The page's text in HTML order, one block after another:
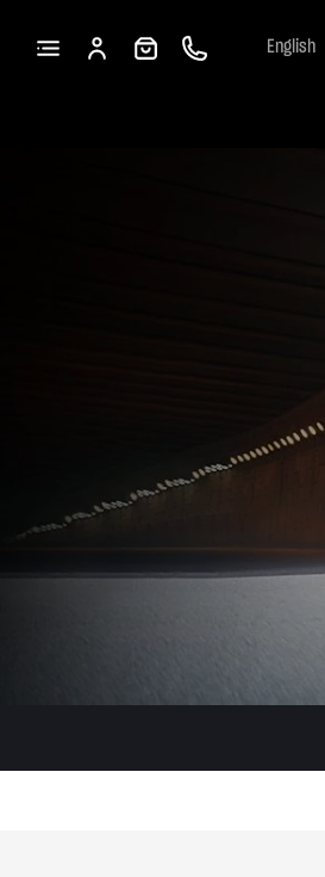
English